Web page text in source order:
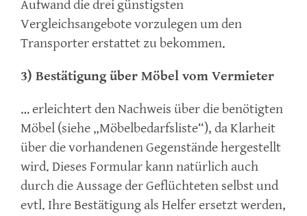
Aufwand die drei günstigsten
Vergleichsangebote vorzulegen um den
Transporter erstattet zu bekommen.
3) Bestätigung über Möbel vom Vermieter
… erleichtert den Nachweis über die benötigten
Möbel (siehe „Möbelbedarfsliste“), da Klarheit
über die vorhandenen Gegenstände hergestellt
wird. Dieses Formular kann natürlich auch
durch die Aussage der Geflüchteten selbst und
evtl. Ihre Bestätigung als Helfer ersetzt werden,